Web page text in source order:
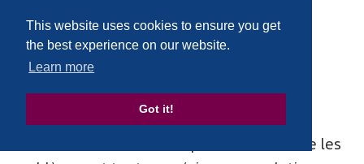
This website uses cookies to ensure you get
the best experience on our website.
Learn more
Got it!
Étape 2: Créer un CV
percutant
Mettez en valeur vos compétences en
communication, votre capacité à résoudre les